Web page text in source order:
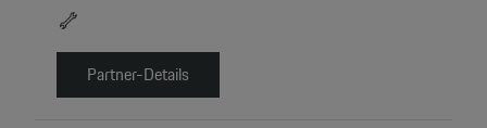
Partner-Details